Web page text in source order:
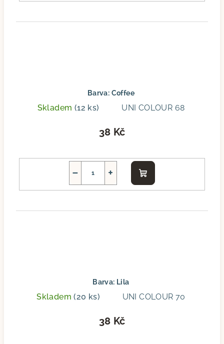
Barva: Coffee
Skladem (12 ks) UNI COLOUR 68
38 Kč
+
−
Do
košíku
Barva: Lila
Skladem(20 ks) UNI COLOUR 70
38 Kč